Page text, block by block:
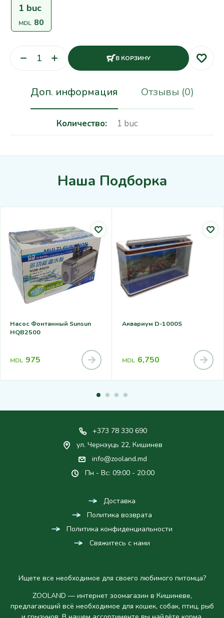
1 buc
MDL 80
В КОРЗИНУ
Доп. информация Отзывы (0)
Количество 1 buc
Наша Подборка
Насос Фонтанный Sunsun
HQB2500
MDL 975
Аквариум D-1000S
MDL 6,750
+373 78 330 690
ул. Чернэуць 22, Кишинев
info@zooland.md
Пн - Вс: 09:00 - 20:00
Доставка
Политика возврата
Политика конфиденциальности
Свяжитесь с нами
Ищете все необходимое для своего любимого питомца?
ZOOLAND — интернет зоомагазин в Кишиневе,
предлагающий всё необходимое для кошек, собак, птиц, рыб